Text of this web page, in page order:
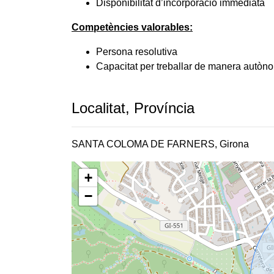
Disponibilitat d’incorporació immediata
Competències valorables:
Persona resolutiva
Capacitat per treballar de manera
Localitat, Província
SANTA COLOMA DE FARNERS, Girona
+
−